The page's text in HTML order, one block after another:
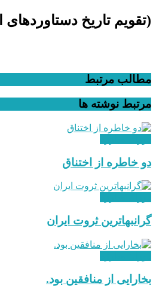
(تقویم تاریخ دستاوردهای
مطالب مرتبط
مرتبط نوشته ها
دو خاطره از اختناق
گرانبهاترین ثروت ایران
بخارایی از منافقین بود.